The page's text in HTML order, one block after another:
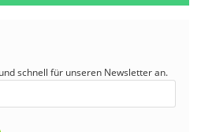
schnell für unseren Newsletter an.